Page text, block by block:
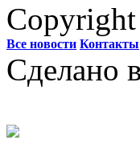
Все новости Контакты
Сделано в